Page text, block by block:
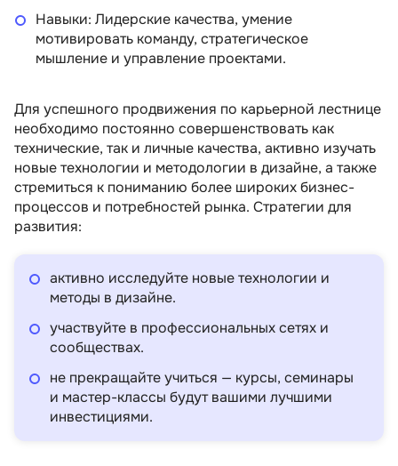
Навыки: Лидерские качества, умение
мотивировать команду, стратегическое
мышление и управление проектами.
Для успешного продвижения по карьерной лестнице
необходимо постоянно совершенствовать как
технические, так и личные качества, активно изучать
новые технологии и методологии в дизайне, а также
стремиться к пониманию более широких бизнес-
процессов и потребностей рынка. Стратегии для
развития:
активно исследуйте новые технологии и
методы в дизайне.
участвуйте в профессиональных сетях и
сообществах.
не прекращайте учиться — курсы, семинары
и мастер-классы будут вашими лучшими
инвестициями.